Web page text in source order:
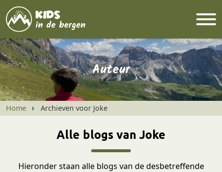
Auteur
Home Archieven voor Joke
Alle blogs van Joke
Hieronder staan alle blogs van de desbetreffende